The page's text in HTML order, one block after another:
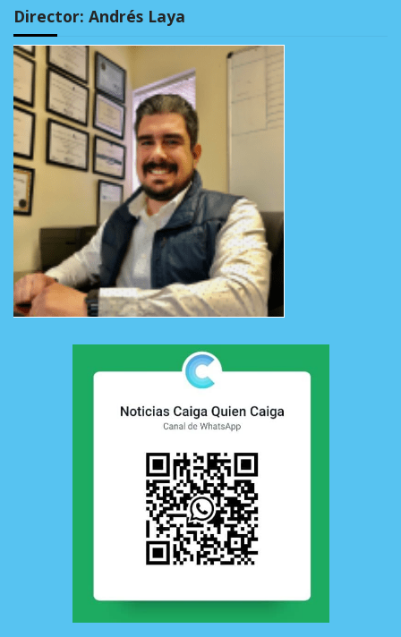
Director: Andrés Laya